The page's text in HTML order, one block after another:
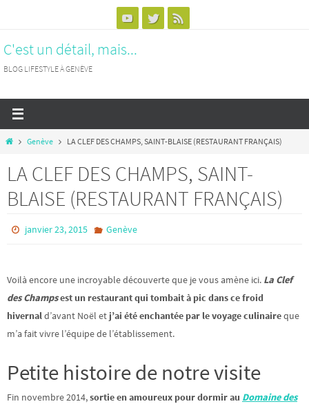
le
contenu
C'est un détail, mais...
BLOG LIFESTYLE À GENÈVE
HomeGenève LA CLEF DES CHAMPS, SAINT-BLAISE (RESTAURANT FRANÇAIS)
LA CLEF DES CHAMPS, SAINT-
BLAISE (RESTAURANT FRANÇAIS)
janvier 23, 2015 Genève
Voilà encore une incroyable découverte que je vous amène ici. La Clef
des Champsest un restaurant qui tombait à pic dans ce froid
hivernald’avant Noël et j’ai été enchantée par le voyage culinaireque
m’a fait vivre l’équipe de l’établissement.
Petite histoire de notre visite
Fin novembre 2014,sortie en amoureux pour dormir au Domaine des